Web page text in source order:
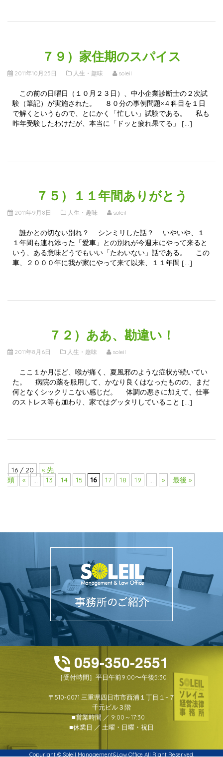
７９）家住期のスパイス
2011年10月25日 人生・趣味 soleil
この前の日曜日（１０月２３日）、中小企業診断士の２次試
験（筆記）が実施された。 ８０分の事例問題×４科目を１日
で解くというもので、とにかく「忙しい」試験である。 私も
昨年受験したわけだが、本当に「ドッと疲れ果てる」 […]
７５）１１年間ありがとう
2011年9月8日 人生・趣味 soleil
誰かとの切ない別れ？ シンミリした話？ いやいや、１
１年間も連れ添った「愛車」との別れが今週末にやって来ると
いう、ある意味どうでもいい「たわいない」話である。 この
車、２０００年に我が家にやって来て以来、１１年間 […]
７２）ああ、勘違い！
2011年8月6日 人生・趣味 soleil
ここ１か月ほど、喉が痛く、夏風邪のような症状が続いてい
た。 病院の薬を服用して、かなり良くはなったものの、まだ
何となくシックリこない感じだ。 体調の悪さに加えて、仕事
のストレス等も加わり、家ではグッタリしていること […]
16 / 20
« 先
頭
« ... 13 14 15 16 17 18 19 ... » 最後 »
059-350-2551
［受付時間］平日午前9:00〜午後5:30
〒510-0071 三重県四日市市西浦１丁目１−７
千元ビル３階
■営業時間 ／ 9:00～17:30
■休業日 ／ 土曜・日曜・祝日
Copyright © Soleil Management&Law Office All Right Reserved.